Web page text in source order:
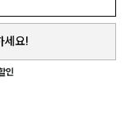
세요!
인